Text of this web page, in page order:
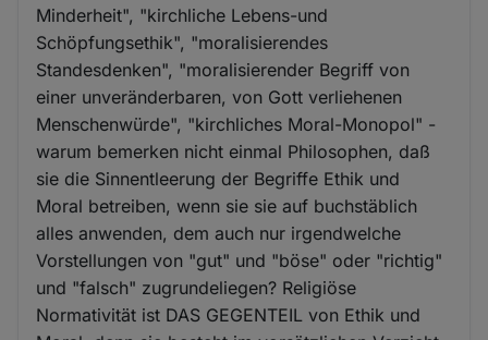
Minderheit", "kirchliche Lebens-und
Schöpfungsethik", "moralisierendes
Standesdenken", "moralisierender Begriff von
einer unveränderbaren, von Gott verliehenen
Menschenwürde", "kirchliches Moral-Monopol" -
warum bemerken nicht einmal Philosophen, daß
sie die Sinnentleerung der Begriffe Ethik und
Moral betreiben, wenn sie sie auf buchstäblich
alles anwenden, dem auch nur irgendwelche
Vorstellungen von "gut" und "böse" oder "richtig"
und "falsch" zugrundeliegen? Religiöse
Normativität ist DAS GEGENTEIL von Ethik und